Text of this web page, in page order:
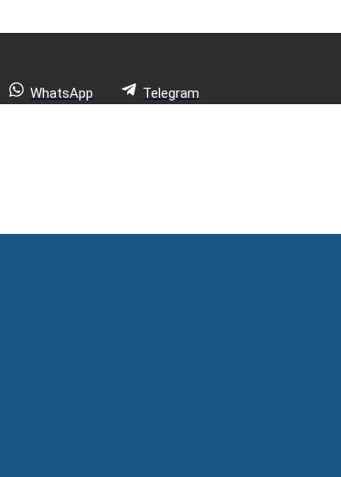
WhatsApp Telegram